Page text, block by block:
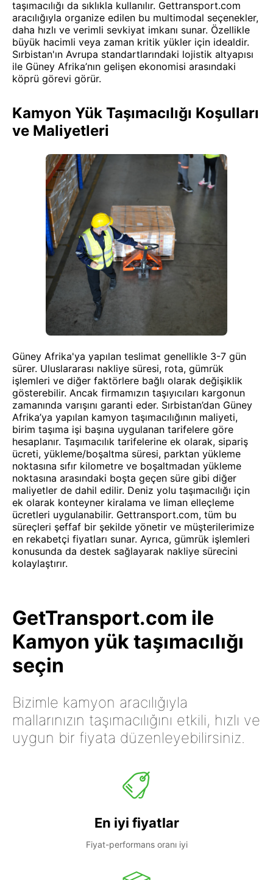
taşımacılığı da sıklıkla kullanılır. Gettransport.com
aracılığıyla organize edilen bu multimodal seçenekler,
daha hızlı ve verimli sevkiyat imkanı sunar. Özellikle
büyük hacimli veya zaman kritik yükler için idealdir.
Sırbistan'ın Avrupa standartlarındaki lojistik altyapısı
ile Güney Afrika’nın gelişen ekonomisi arasındaki
köprü görevi görür.
Kamyon Yük Taşımacılığı Koşulları
ve Maliyetleri
Güney Afrika'ya yapılan teslimat genellikle 3-7 gün
sürer. Uluslararası nakliye süresi, rota, gümrük
işlemleri ve diğer faktörlere bağlı olarak değişiklik
gösterebilir. Ancak firmamızın taşıyıcıları kargonun
zamanında varışını garanti eder. Sırbistan’dan Güney
Afrika’ya yapılan kamyon taşımacılığının maliyeti,
birim taşıma işi başına uygulanan tarifelere göre
hesaplanır. Taşımacılık tarifelerine ek olarak, sipariş
ücreti, yükleme/boşaltma süresi, parktan yükleme
noktasına sıfır kilometre ve boşaltmadan yükleme
noktasına arasındaki boşta geçen süre gibi diğer
maliyetler de dahil edilir. Deniz yolu taşımacılığı için
ek olarak konteyner kiralama ve liman elleçleme
ücretleri uygulanabilir. Gettransport.com, tüm bu
süreçleri şeffaf bir şekilde yönetir ve müşterilerimize
en rekabetçi fiyatları sunar. Ayrıca, gümrük işlemleri
konusunda da destek sağlayarak nakliye sürecini
kolaylaştırır.
GetTransport.com ile
Kamyon yük taşımacılığı
seçin
Bizimle kamyon aracılığıyla
mallarınızın taşımacılığını etkili, hızlı ve
uygun bir fiyata düzenleyebilirsiniz.
En iyi fiyatlar
Fiyat-performans oranı iyi